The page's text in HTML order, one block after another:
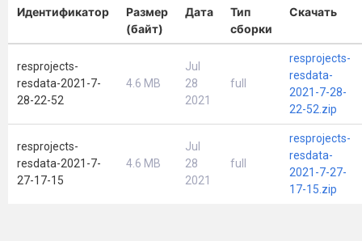
Идентификатор
Размер
(байт)
Дата
Тип
сборки
Скачать
resprojects-
resdata-2021-7-
28-22-52
4.6 MB
Jul
28
2021
full
resprojects-
resdata-
2021-7-28-
22-52.zip
resprojects-
resdata-2021-7-
27-17-15
4.6 MB
Jul
28
2021
full
resprojects-
resdata-
2021-7-27-
17-15.zip